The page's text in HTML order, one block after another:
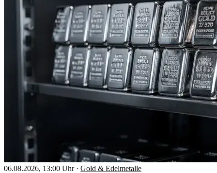
06.08.2026, 13:00 Uhr · Gold & Edelmetalle